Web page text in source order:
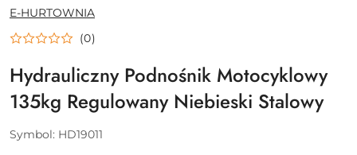
NAZWA
PRODUCENTA:
E-HURTOWNIA
(0)
Hydrauliczny Podnośnik Motocyklowy
135kg Regulowany Niebieski Stalowy
Symbol: HD19011